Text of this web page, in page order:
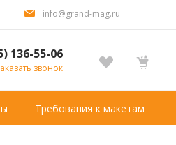
info@grand-mag.ru
136-55-06
звонок
Требования к макетам